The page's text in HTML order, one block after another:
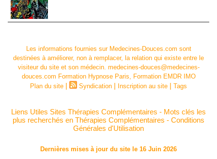
Les informations fournies sur Medecines-Douces.com sont
destinées à améliorer, non à remplacer, la relation qui existe entre le
visiteur du site et son médecin. medecines-douces@medecines-
douces.com Formation Hypnose Paris, Formation EMDR IMO
Plan du site | Syndication | Inscription au site | Tags
Liens Utiles Sites Thérapies Complémentaires - Mots clés les
plus recherchés en Thérapies Complémentaires - Conditions
Générales d'Utilisation
Dernières mises à jour du site le 16 Juin 2026